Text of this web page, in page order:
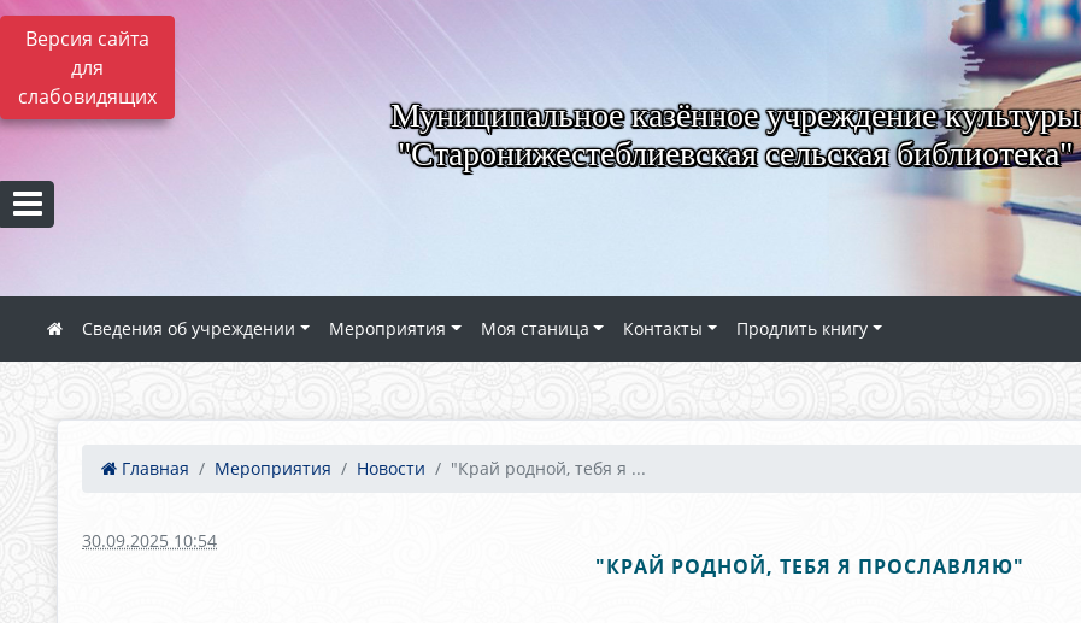
Версия сайта
для
слабовидящих
Муниципальное казённое учреждение культуры
"Старонижестеблиевская сельская библиотека"
Сведения об учреждении Мероприятия Моя станица Контакты Продлить книгу
Главная Мероприятия Новости "Край родной, тебя я ...
30.09.2025 10:54
"КРАЙ РОДНОЙ, ТЕБЯ Я ПРОСЛАВЛЯЮ"